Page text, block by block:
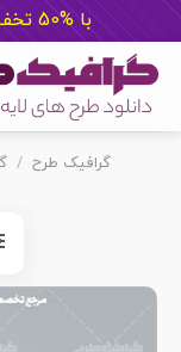
با %50 تخفیف اشتراک بخر
content
گرافیک طرح /